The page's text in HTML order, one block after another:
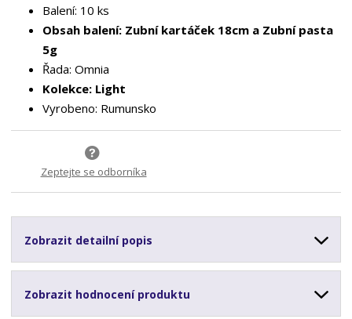
Balení: 10 ks
Obsah balení: Zubní kartáček 18cm a Zubní pasta
5g
Řada: Omnia
Kolekce: Light
Vyrobeno: Rumunsko
Zeptejte se odborníka
Zobrazit detailní popis
Zobrazit hodnocení produktu